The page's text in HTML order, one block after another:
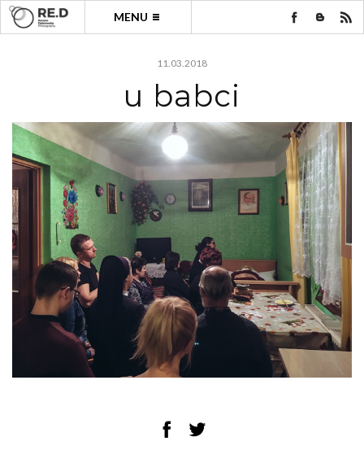
MENU
11.03.2018
u babci